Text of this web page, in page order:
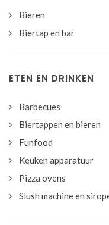
Bieren
Biertap en bar
ETEN EN DRINKEN
Barbecues
Biertappen en bieren
Funfood
Keuken apparatuur
Pizza ovens
Slush machine en